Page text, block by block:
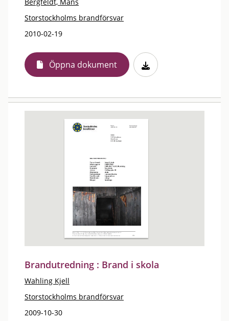
Storstockholms brandförsvar
2010-02-19
Öppna dokument
Brandutredning : Brand i skola
Wahling Kjell
Storstockholms brandförsvar
2009-10-30